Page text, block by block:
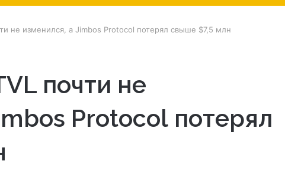
не изменился, а Jimbos Protocol потерял свыше $7,5 млн
почти не
Protocol потерял